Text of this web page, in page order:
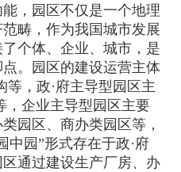
，园区不仅是一个地理
畴，作为我国城市发展
个体、企业、城市，是
。园区的建设运营主体
等，政·府主导型园区主
，企业主导型园区主要
园区、商办类园区等，
中园”形式存在于政·府
通过建设生产厂房、办